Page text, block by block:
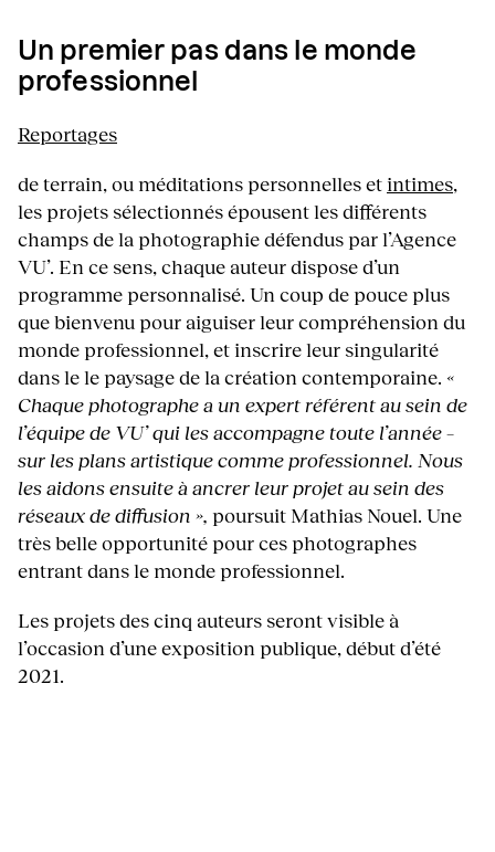
Un premier pas dans le monde
professionnel
Reportages
de terrain, ou méditations personnelles etintimes,
les projets sélectionnés épousent les différents
champs de la photographie défendus par l’Agence
VU’. En ce sens, chaque auteur dispose d’un
programme personnalisé. Un coup de pouce plus
que bienvenu pour aiguiser leur compréhension du
monde professionnel, et inscrire leur singularité
dans le le paysage de la création contemporaine. «
Chaque photographe a un expert référent au sein de
l’équipe de VU’ qui les accompagne toute l’année –
sur les plans artistique comme professionnel. Nous
les aidons ensuite à ancrer leur projet au sein des
réseaux de diffusion », poursuit Mathias Nouel. Une
très belle opportunité pour ces photographes
entrant dans le monde professionnel.
Les projets des cinq auteurs seront visible à
l’occasion d’une exposition publique, début d’été
2021.